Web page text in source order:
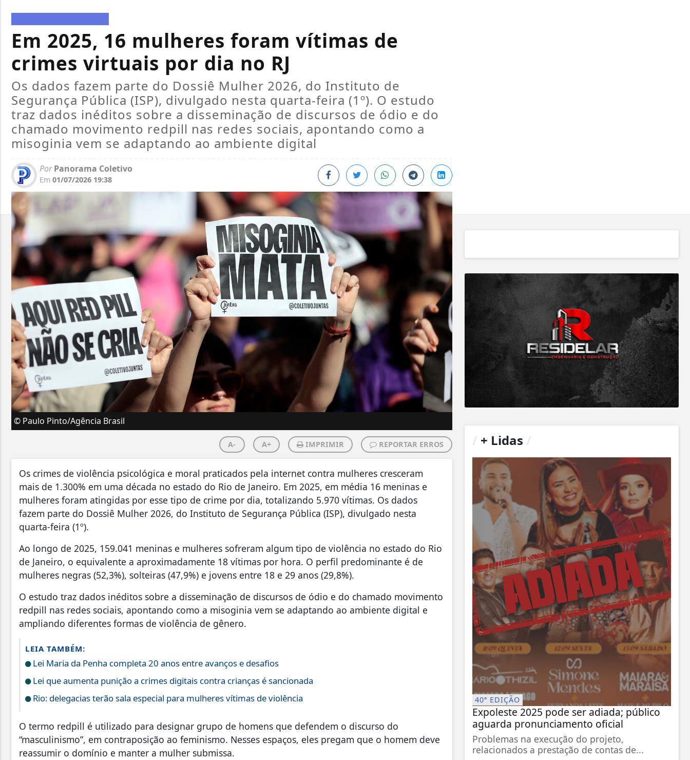
Em 2025, 16 mulheres foram vítimas de
crimes virtuais por dia no RJ
Os dados fazem parte do Dossiê Mulher 2026, do Instituto de
Segurança Pública (ISP), divulgado nesta quarta-feira (1º). O estudo
traz dados inéditos sobre a disseminação de discursos de ódio e do
chamado movimento redpill nas redes sociais, apontando como a
misoginia vem se adaptando ao ambiente digital
PorPanorama Coletivo
Em 01/07/2026 19:38
© Paulo Pinto/Agência Brasil
A- A+ IMPRIMIR REPORTAR ERROS
Os crimes de violência psicológica e moral praticados pela internet contra mulheres cresceram
mais de 1.300% em uma década no estado do Rio de Janeiro. Em 2025, em média 16 meninas e
mulheres foram atingidas por esse tipo de crime por dia, totalizando 5.970 vítimas. Os dados
fazem parte do Dossiê Mulher 2026, do Instituto de Segurança Pública (ISP), divulgado nesta
quarta-feira (1º).
Ao longo de 2025, 159.041 meninas e mulheres sofreram algum tipo de violência no estado do Rio
de Janeiro, o equivalente a aproximadamente 18 vítimas por hora. O perfil predominante é de
mulheres negras (52,3%), solteiras (47,9%) e jovens entre 18 e 29 anos (29,8%).
O estudo traz dados inéditos sobre a disseminação de discursos de ódio e do chamado movimento
redpill nas redes sociais, apontando como a misoginia vem se adaptando ao ambiente digital e
ampliando diferentes formas de violência de gênero.
LEIA TAMBÉM:
Lei Maria da Penha completa 20 anos entre avanços e desafios
Lei que aumenta punição a crimes digitais contra crianças é sancionada
Rio: delegacias terão sala especial para mulheres vítimas de violência
O termo redpill é utilizado para designar grupo de homens que defendem o discurso do
“masculinismo”, em contraposição ao feminismo. Nesses espaços, eles pregam que o homem deve
reassumir o domínio e manter a mulher submissa.
+ Lidas
40ª EDIÇÃO
Expoleste 2025 pode ser adiada; público
aguarda pronunciamento oficial
Problemas na execução do projeto,
relacionados a prestação de contas de...